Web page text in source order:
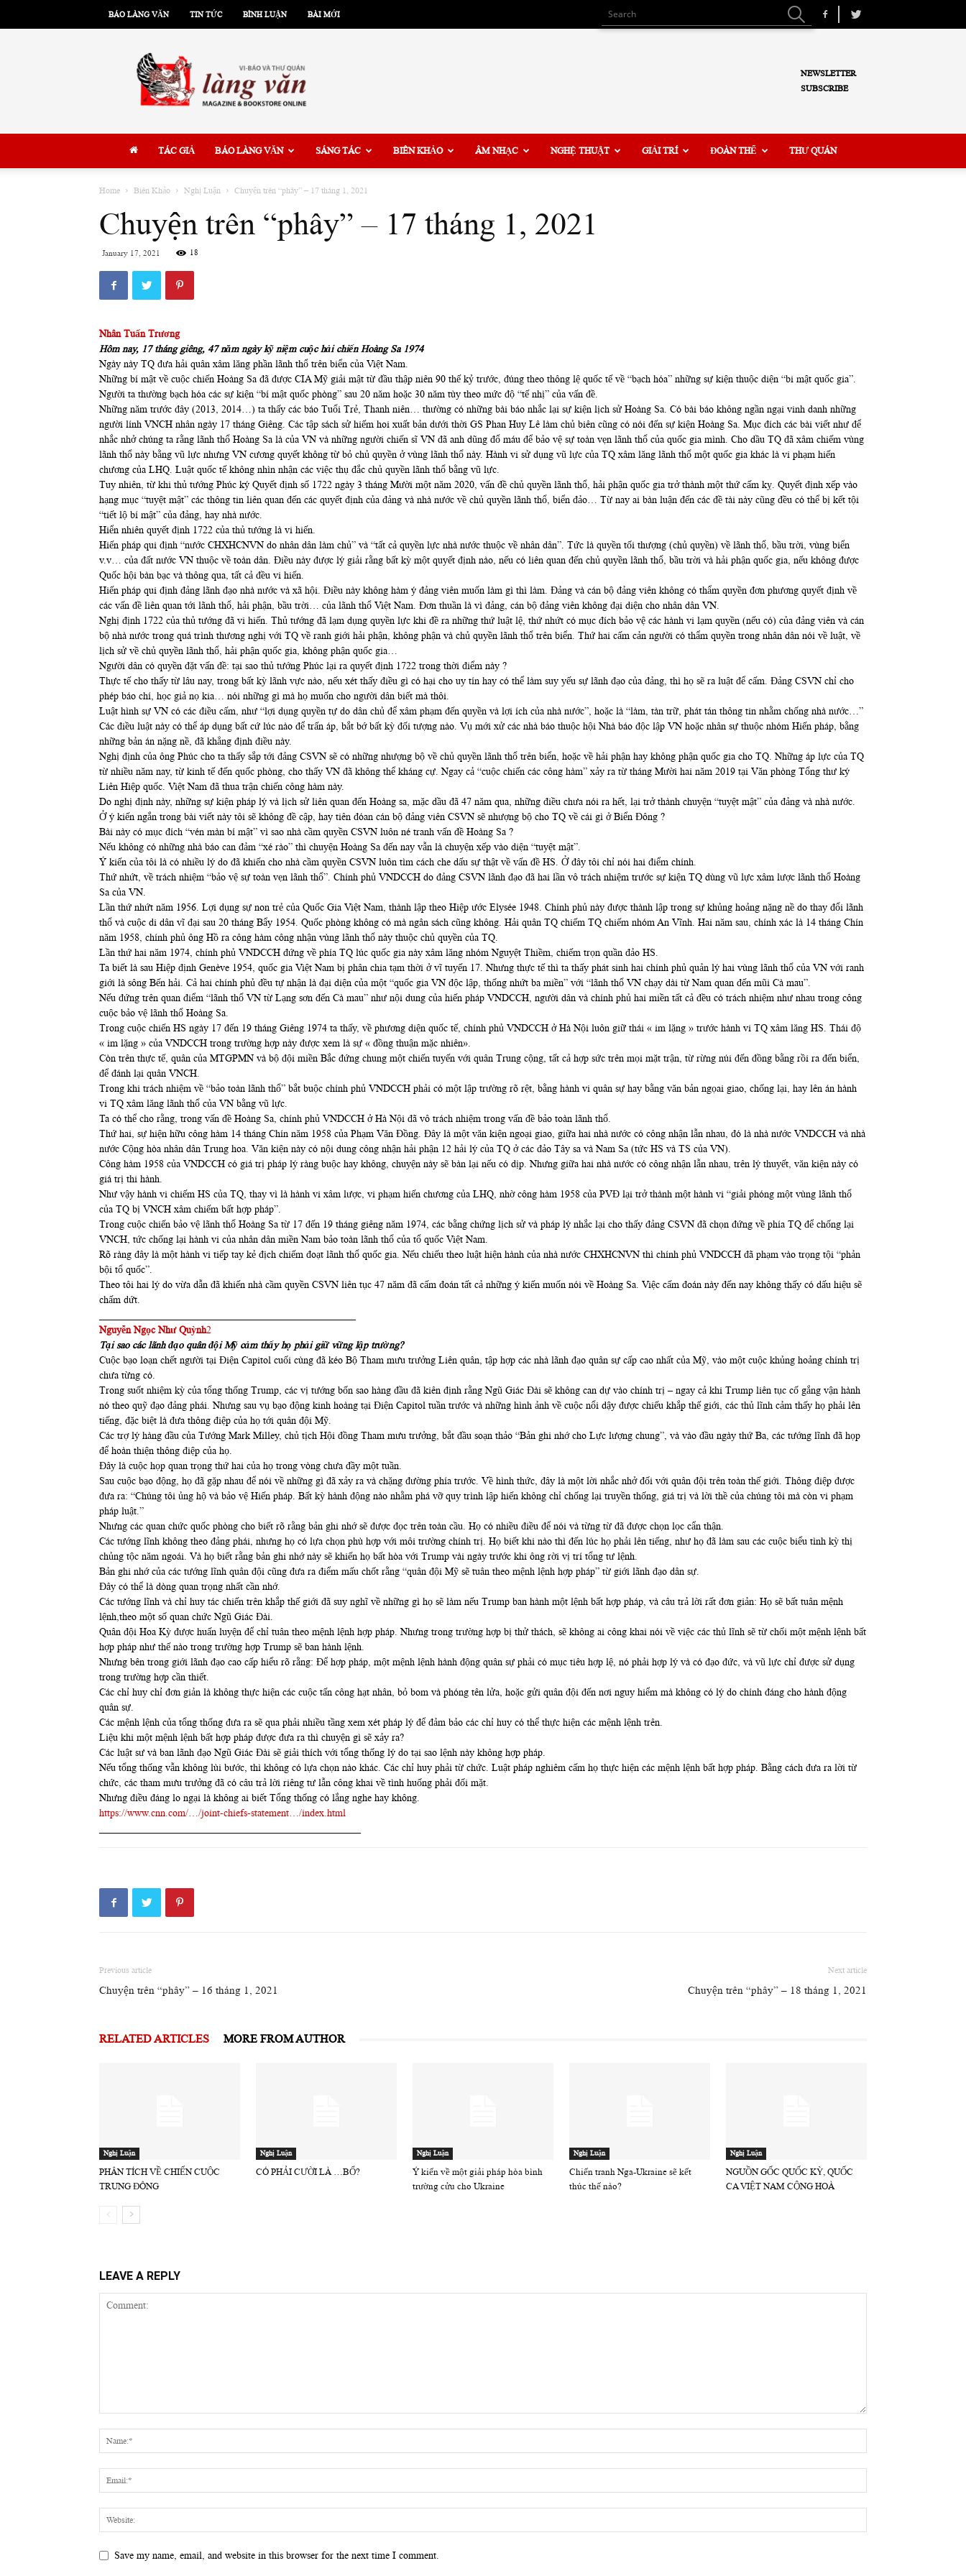
BÁO LÀNG VĂN TIN TỨC BÌNH LUẬN BÀI MỚI
Văn
NEWSLETTER
SUBSCRIBE
TÁC GIẢ BÁO LÀNG VĂN SÁNG TÁC BIÊN KHẢO ÂM NHẠC NGHỆ THUẬT GIẢI TRÍ ĐOÀN THỂ THƯ QUÁN
Home Biên Khảo Nghị Luận Chuyện trên “phây” – 17 tháng 1, 2021
Chuyện trên “phây” – 17 tháng 1, 2021
January 17, 2021 18
Nhân Tuấn Trương
Hôm nay, 17 tháng giêng, 47 năm ngày kỹ niệm cuộc hải chiến Hoàng Sa 1974
Ngày này TQ đưa hải quân xâm lăng phần lãnh thổ trên biển của Việt Nam.
Những bí mật về cuộc chiến Hoàng Sa đã được CIA Mỹ giải mật từ đầu thập niên 90 thế kỷ trước, đúng theo thông lệ quốc tế về “bạch hóa” những sự kiện thuộc diện “bi mật quốc gia”.
Người ta thường bạch hóa các sự kiện “bí mật quốc phòng” sau 20 năm hoặc 30 năm tùy theo mức độ “tế nhị” của vấn đề.
Những năm trước đây (2013, 2014…) ta thấy các báo Tuổi Trẻ, Thanh niên… thường có những bài báo nhắc lại sự kiện lịch sử Hoàng Sa. Có bài báo không ngần ngại vinh danh những
người lính VNCH nhân ngày 17 tháng Giêng. Các tập sách sử hiếm hoi xuất bản dưới thời GS Phan Huy Lê làm chủ biên cũng có nói đến sự kiện Hoàng Sa. Mục đích các bài viết như để
nhắc nhở chúng ta rằng lãnh thổ Hoàng Sa là của VN và những người chiến sĩ VN đã anh dũng đổ máu để bảo vệ sự toàn vẹn lãnh thổ của quốc gia mình. Cho dầu TQ đã xâm chiếm vùng
lãnh thổ này bằng vũ lực nhưng VN cương quyết không từ bỏ chủ quyền ở vùng lãnh thổ này. Hành vi sử dụng vũ lực của TQ xâm lăng lãnh thổ một quốc gia khác là vi phạm hiến
chương của LHQ. Luật quốc tế không nhìn nhận các việc thụ đắc chủ quyền lãnh thổ bằng vũ lực.
Tuy nhiên, từ khi thủ tướng Phúc ký Quyết định số 1722 ngày 3 tháng Mười một năm 2020, vấn đề chủ quyền lãnh thổ, hải phận quốc gia trở thành một thứ cấm kỵ. Quyết định xếp vào
hạng mục “tuyệt mật” các thông tin liên quan đến các quyết định của đảng và nhà nước về chủ quyền lãnh thổ, biển đảo… Từ nay ai bàn luận đến các đề tài này cũng đều có thể bị kết tội
“tiết lộ bí mật” của đảng, hay nhà nước.
Hiển nhiên quyết định 1722 của thủ tướng là vi hiến.
Hiến pháp qui định “nước CHXHCNVN do nhân dân làm chủ” và “tất cả quyền lực nhà nước thuộc về nhân dân”. Tức là quyền tối thượng (chủ quyền) về lãnh thổ, bầu trời, vùng biển
v.v… của đất nước VN thuộc về toàn dân. Điều này được lý giải rằng bất kỳ một quyết định nào, nếu có liên quan đến chủ quyền lãnh thổ, bầu trời và hải phận quốc gia, nếu không được
Quốc hội bàn bạc và thông qua, tất cả đều vi hiến.
Hiến pháp qui định đảng lãnh đạo nhà nước và xã hội. Điều này không hàm ý đảng viên muốn làm gì thì làm. Đảng và cán bộ đảng viên không có thẩm quyền đơn phương quyết định về
các vấn đề liên quan tới lãnh thổ, hải phận, bầu trời… của lãnh thổ Việt Nam. Đơn thuần là vì đảng, cán bộ đảng viên không đại diện cho nhân dân VN.
Nghị định 1722 của thủ tướng đã vi hiến. Thủ tướng đã lạm dụng quyền lực khi đề ra những thứ luật lệ, thứ nhứt có mục đích bảo vệ các hành vi lạm quyền (nếu có) của đảng viên và cán
bộ nhà nước trong quá trình thương nghị với TQ về ranh giới hải phận, không phận và chủ quyền lãnh thổ trên biển. Thứ hai cấm cản người có thẩm quyền trong nhân dân nói về luật, về
lịch sử về chủ quyền lãnh thổ, hải phận quốc gia, không phận quốc gia…
Người dân có quyền đặt vấn đề: tại sao thủ tướng Phúc lại ra quyết định 1722 trong thời điểm này ?
Thực tế cho thấy từ lâu nay, trong bất kỳ lãnh vực nào, nếu xét thấy điều gì có hại cho uy tín hay có thể làm suy yếu sự lãnh đạo của đảng, thì họ sẽ ra luật để cấm. Đảng CSVN chỉ cho
phép báo chí, học giả nọ kia… nói những gì mà họ muốn cho người dân biết mà thôi.
Luật hình sự VN có các điều cấm, như “lợi dụng quyền tự do dân chủ để xâm phạm đến quyền và lợi ích của nhà nước”, hoặc là “làm, tàn trữ, phát tán thông tin nhằm chống nhà nước…”
Các điều luật này có thể áp dụng bất cứ lúc nào để trấn áp, bắt bớ bất kỳ đối tượng nào. Vụ mới xử các nhà báo thuộc hội Nhà báo độc lập VN hoặc nhân sự thuộc nhóm Hiến pháp, bằng
những bản án nặng nề, đã khẳng định điều này.
Nghị định của ông Phúc cho ta thấy sắp tới đảng CSVN sẽ có những nhượng bộ về chủ quyền lãnh thổ trên biển, hoặc về hải phận hay không phận quốc gia cho TQ. Những áp lực của TQ
từ nhiều năm nay, từ kinh tế đến quốc phòng, cho thấy VN đã không thể kháng cự. Ngay cả “cuộc chiến các công hàm” xảy ra từ tháng Mười hai năm 2019 tại Văn phòng Tổng thư ký
Liên Hiệp quốc. Việt Nam đã thua trận chiến công hàm này.
Do nghị định này, những sự kiện pháp lý và lịch sử liên quan đến Hoàng sa, mặc dầu đã 47 năm qua, những điều chưa nói ra hết, lại trở thành chuyện “tuyệt mật” của đảng và nhà nước.
Ở ý kiến ngắn trong bài viết này tôi sẽ không đề cập, hay tiên đóan cán bộ đảng viên CSVN sẽ nhượng bộ cho TQ về cái gì ở Biển Đông ?
Bài này có mục đích “vén màn bí mật” vì sao nhà cầm quyền CSVN luôn né tranh vấn đề Hoàng Sa ?
Nếu không có những nhà báo can đảm “xé rào” thì chuyện Hoàng Sa đến nay vẫn là chuyện xếp vào diện “tuyệt mật”.
Ý kiến của tôi là có nhiều lý do đã khiến cho nhà cầm quyền CSVN luôn tìm cách che dấu sự thật về vấn đề HS. Ở đây tôi chỉ nói hai điểm chính.
Thứ nhứt, về trách nhiệm “bảo vệ sự toàn vẹn lãnh thổ”. Chính phủ VNDCCH do đảng CSVN lãnh đạo đã hai lần vô trách nhiệm trước sự kiện TQ dùng vũ lực xâm lược lãnh thổ Hoàng
Sa của VN.
Lần thứ nhứt năm 1956. Lợi dụng sự non trẻ của Quốc Gia Việt Nam, thành lập theo Hiệp ước Elysée 1948. Chính phủ này được thành lập trong sự khủng hoảng nặng nề do thay đổi lãnh
thổ và cuộc di dân vĩ đại sau 20 tháng Bẩy 1954. Quốc phòng không có mà ngân sách cũng không. Hải quân TQ chiếm TQ chiếm nhóm An Vĩnh. Hai năm sau, chính xác là 14 tháng Chín
năm 1958, chính phủ ông Hồ ra công hàm công nhận vùng lãnh thổ này thuộc chủ quyền của TQ.
Lần thứ hai năm 1974, chính phủ VNDCCH đứng về phía TQ lúc quốc gia này xâm lăng nhóm Nguyệt Thiềm, chiếm trọn quần đảo HS.
Ta biết là sau Hiệp định Genève 1954, quốc gia Việt Nam bị phân chia tạm thời ở vĩ tuyến 17. Nhưng thực tế thì ta thấy phát sinh hai chính phủ quản lý hai vùng lãnh thổ của VN với ranh
giới là sông Bến hải. Cả hai chính phủ đều tự nhận là đại diện của một “quốc gia VN độc lập, thống nhứt ba miền” với “lãnh thổ VN chạy dài từ Nam quan đến mũi Cà mau”.
Nếu đứng trên quan điểm “lãnh thổ VN từ Lạng sơn đến Cà mau” như nội dung của hiến pháp VNDCCH, người dân và chính phủ hai miền tất cả đều có trách nhiệm như nhau trong công
cuộc bảo vệ lãnh thổ Hoàng Sa.
Trong cuộc chiến HS ngày 17 đến 19 tháng Giêng 1974 ta thấy, về phương diện quốc tế, chính phủ VNDCCH ở Hà Nội luôn giữ thái « im lặng » trước hành vi TQ xâm lăng HS. Thái độ
« im lặng » của VNDCCH trong trường hợp này được xem là sự « đồng thuận mặc nhiên».
Còn trên thực tế, quân của MTGPMN và bộ đội miền Bắc đứng chung một chiến tuyến với quân Trung cộng, tất cả hợp sức trên mọi mặt trận, từ rừng núi đến đồng bằng rồi ra đến biển,
để đánh lại quân VNCH.
Trong khi trách nhiệm về “bảo toàn lãnh thổ” bắt buộc chính phủ VNDCCH phải có một lập trường rõ rệt, bằng hành vi quân sự hay bằng văn bản ngọai giao, chống lại, hay lên án hành
vi TQ xâm lăng lãnh thổ của VN bằng vũ lực.
Ta có thể cho rằng, trong vấn đề Hoàng Sa, chính phủ VNDCCH ở Hà Nội đã vô trách nhiệm trong vấn đề bảo toàn lãnh thổ.
Thứ hai, sự hiện hữu công hàm 14 tháng Chín năm 1958 của Phạm Văn Đồng. Đây là một văn kiện ngoại giao, giữa hai nhà nước có công nhận lẫn nhau, đó là nhà nước VNDCCH và nhà
nước Cộng hòa nhân dân Trung hoa. Văn kiện này có nội dung công nhận hải phận 12 hải lý của TQ ở các đảo Tây sa và Nam Sa (tức HS và TS của VN).
Công hàm 1958 của VNDCCH có giá trị pháp lý ràng buộc hay không, chuyện này sẽ bàn lại nếu có dịp. Nhưng giữa hai nhà nước có công nhận lẫn nhau, trên lý thuyết, văn kiện này có
giá trị thi hành.
Như vậy hành vi chiếm HS của TQ, thay vì là hành vi xâm lược, vi phạm hiến chương của LHQ, nhờ công hàm 1958 của PVĐ lại trở thành một hành vi “giải phóng một vùng lãnh thổ
của TQ bị VNCH xâm chiếm bất hợp pháp”.
Trong cuộc chiến bảo vệ lãnh thổ Hoàng Sa từ 17 đến 19 tháng giêng năm 1974, các bằng chứng lịch sử và pháp lý nhắc lại cho thấy đảng CSVN đã chọn đứng về phía TQ để chống lại
VNCH, tức chống lại hành vi của nhân dân miền Nam bảo toàn lãnh thổ của tổ quốc Việt Nam.
Rõ ràng đây là một hành vi tiếp tay kẻ địch chiếm đoạt lãnh thổ quốc gia. Nếu chiếu theo luật hiện hành của nhà nước CHXHCNVN thì chính phủ VNDCCH đã phạm vào trọng tội “phản
bội tổ quốc”.
Theo tôi hai lý do vừa dẫn đã khiến nhà cầm quyền CSVN liên tục 47 năm đã cấm đoán tất cả những ý kiến muốn nói về Hoàng Sa. Việc cấm đoán này đến nay không thấy có dấu hiệu sẽ
chấm dứt.
Nguyễn Ngọc Như Quỳnh2
Tại sao các lãnh đạo quân đội Mỹ cảm thấy họ phải giữ vững lập trường?
Cuộc bạo loạn chết người tại Điện Capitol cuối cùng đã kéo Bộ Tham mưu trưởng Liên quân, tập hợp các nhà lãnh đạo quân sự cấp cao nhất của Mỹ, vào một cuộc khủng hoảng chính trị
chưa từng có.
Trong suốt nhiệm kỳ của tổng thống Trump, các vị tướng bốn sao hàng đầu đã kiên định rằng Ngũ Giác Đài sẽ không can dự vào chính trị – ngay cả khi Trump liên tục cố gắng vận hành
nó theo quỹ đạo đảng phái. Nhưng sau vụ bạo động kinh hoàng tại Điện Capitol tuần trước và những hình ảnh về cuộc nổi dậy được chiếu khắp thế giới, các thủ lĩnh cảm thấy họ phải lên
tiếng, đặc biệt là đưa thông điệp của họ tới quân đội Mỹ.
Các trợ lý hàng đầu của Tướng Mark Milley, chủ tịch Hội đồng Tham mưu trưởng, bắt đầu soạn thảo “Bản ghi nhớ cho Lực lượng chung”, và vào đầu ngày thứ Ba, các tướng lĩnh đã họp
để hoàn thiện thông điệp của họ.
Đây là cuộc họp quan trọng thứ hai của họ trong vòng chưa đầy một tuần.
Sau cuộc bạo động, họ đã gặp nhau để nói về những gì đã xảy ra và chặng đường phía trước. Về hình thức, đây là một lời nhắc nhở đối với quân đội trên toàn thế giới. Thông điệp được
đưa ra: “Chúng tôi ủng hộ và bảo vệ Hiến pháp. Bất kỳ hành động nào nhằm phá vỡ quy trình lập hiến không chỉ chống lại truyền thống, giá trị và lời thề của chúng tôi mà còn vi phạm
pháp luật.”
Nhưng các quan chức quốc phòng cho biết rõ rằng bản ghi nhớ sẽ được đọc trên toàn cầu. Họ có nhiều điều để nói và từng từ đã được chọn lọc cẩn thận.
Các tướng lĩnh không theo đảng phái, nhưng họ có lựa chọn phù hợp với môi trường chính trị. Họ biết khi nào thì đến lúc họ phải lên tiếng, như họ đã làm sau các cuộc biểu tình kỳ thị
chủng tộc năm ngoái. Và họ biết rằng bản ghi nhớ này sẽ khiến họ bất hòa với Trump vài ngày trước khi ông rời vị trí tổng tư lệnh.
Bản ghi nhớ của các tướng lĩnh quân đội cũng đưa ra điểm mấu chốt rằng “quân đội Mỹ sẽ tuân theo mệnh lệnh hợp pháp” từ giới lãnh đạo dân sự.
Đây có thể là dòng quan trọng nhất cần nhớ.
Các tướng lĩnh và chỉ huy tác chiến trên khắp thế giới đã suy nghĩ về những gì họ sẽ làm nếu Trump ban hành một lệnh bất hợp pháp, và câu trả lời rất đơn giản: Họ sẽ bất tuân mệnh
lệnh,theo một số quan chức Ngũ Giác Đài.
Quân đội Hoa Kỳ được huấn luyện để chỉ tuân theo mệnh lệnh hợp pháp. Nhưng trong trường hợp bị thử thách, sẽ không ai công khai nói về việc các thủ lĩnh sẽ từ chối một mệnh lệnh bất
hợp pháp như thế nào trong trường hợp Trump sẽ ban hành lệnh.
Nhưng bên trong giới lãnh đạo cao cấp hiểu rõ rằng: Để hợp pháp, một mệnh lệnh hành động quân sự phải có mục tiêu hợp lệ, nó phải hợp lý và có đạo đức, và vũ lực chỉ được sử dụng
trong trường hợp cần thiết.
Các chỉ huy chỉ đơn giản là không thực hiện các cuộc tấn công hạt nhân, bỏ bom và phóng tên lửa, hoặc gửi quân đội đến nơi nguy hiểm mà không có lý do chính đáng cho hành động
quân sự.
Các mệnh lệnh của tổng thống đưa ra sẽ qua phải nhiều tầng xem xét pháp lý để đảm bảo các chỉ huy có thể thực hiện các mệnh lệnh trên.
Liệu khi một mệnh lệnh bất hợp pháp được đưa ra thì chuyện gì sẽ xảy ra?
Các luật sư và ban lãnh đạo Ngũ Giác Đài sẽ giải thích với tổng thống lý do tại sao lệnh này không hợp pháp.
Nếu tổng thống vẫn không lùi bước, thì không có lựa chọn nào khác. Các chỉ huy phải từ chức. Luật pháp nghiêm cấm họ thực hiện các mệnh lệnh bất hợp pháp. Bằng cách đưa ra lời từ
chức, các tham mưu trưởng đã có câu trả lời riêng tư lẫn công khai về tình huống phải đối mặt.
Nhưng điều đáng lo ngại là không ai biết Tổng thống có lắng nghe hay không.
https://www.cnn.com/…/joint-chiefs-statement…/index.html
Previous article
Chuyện trên “phây” – 16 tháng 1, 2021
Next article
Chuyện trên “phây” – 18 tháng 1, 2021
RELATED ARTICLES MORE FROM AUTHOR
Nghị Luận
PHÂN TÍCH VỀ CHIẾN CUỘC
TRUNG ĐÔNG
Nghị Luận
CÓ PHẢI CƯỜI LÀ …BỔ?
Nghị Luận
Ý kiến về một giải pháp hòa bình
trường cửu cho Ukraine
Nghị Luận
Chiến tranh Nga-Ukraine sẽ kết
thúc thế nào?
Nghị Luận
NGUỒN GỐC QUỐC KỲ, QUỐC
CA VIỆT NAM CỘNG HOÀ
LEAVE A REPLY
Save my name, email, and website in this browser for the next time I comment.